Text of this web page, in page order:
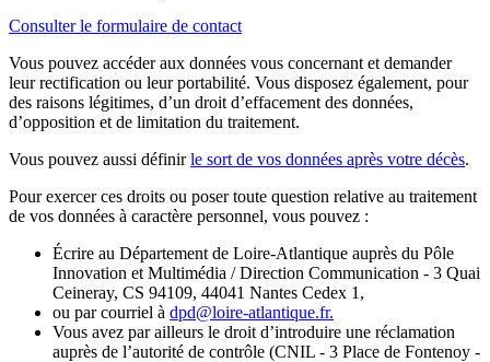
Consulter le formulaire de contact
Vous pouvez accéder aux données vous concernant et demander
leur rectification ou leur portabilité. Vous disposez également, pour
des raisons légitimes, d’un droit d’effacement des données,
d’opposition et de limitation du traitement.
Vous pouvez aussi définirle sort de vos données après votre décès.
Pour exercer ces droits ou poser toute question relative au traitement
de vos données à caractère personnel, vous pouvez :
Écrire au Département de Loire-Atlantique auprès du Pôle
Innovation et Multimédia / Direction Communication - 3 Quai
Ceineray, CS 94109, 44041 Nantes Cedex 1,
ou par courriel à dpd@loire-atlantique.fr.
Vous avez par ailleurs le droit d’introduire une réclamation
auprès de l’autorité de contrôle (CNIL - 3 Place de Fontenoy -